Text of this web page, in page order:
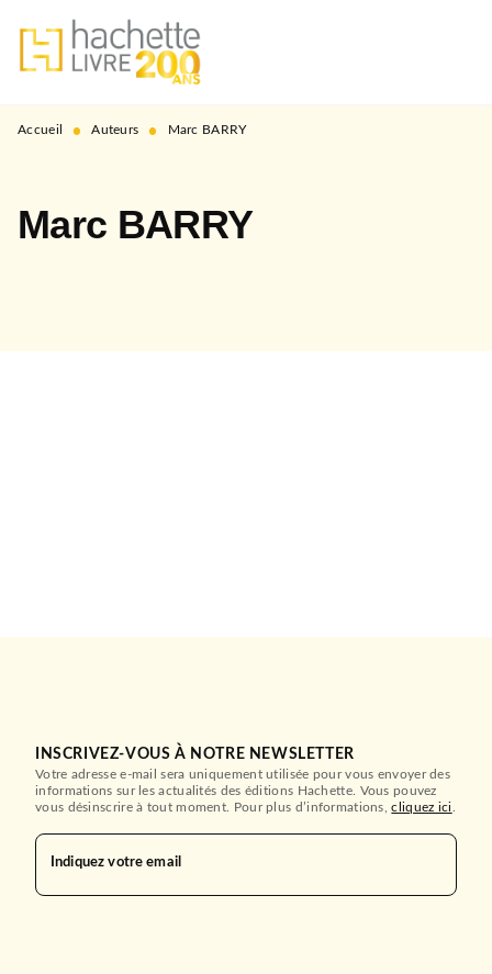
MENU RECHERCHE
PIED DE PAGE
Accueil • Auteurs • Marc BARRY
Marc BARRY
INSCRIVEZ-VOUS À NOTRE NEWSLETTER
Votre adresse e-mail sera uniquement utilisée pour vous envoyer des
informations sur les actualités des éditions Hachette. Vous pouvez
vous désinscrire à tout moment. Pour plus d’informations,cliquez ici
Indiquez votre email